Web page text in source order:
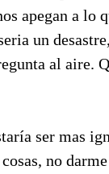
apegan a lo
un
al aire.
ser mas
no